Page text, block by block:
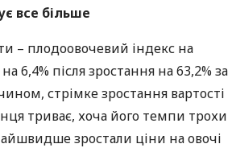
все більше
– плодоовочевий індекс на
6,4% після зростання на 63,2% за
стрімке зростання вартості
триває, хоча його темпи трохи
зростали ціни на овочі